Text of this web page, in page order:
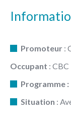
Promoteur :
Occupant :
Programme :
Situation :